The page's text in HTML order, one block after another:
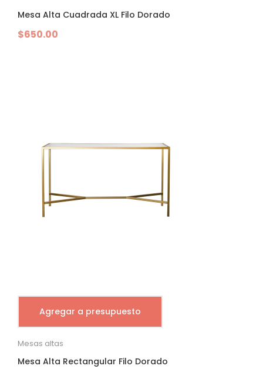
Mesa Alta Cuadrada XL Filo Dorado
$650.00
Agregar a presupuesto
Mesas altas
Mesa Alta Rectangular Filo Dorado